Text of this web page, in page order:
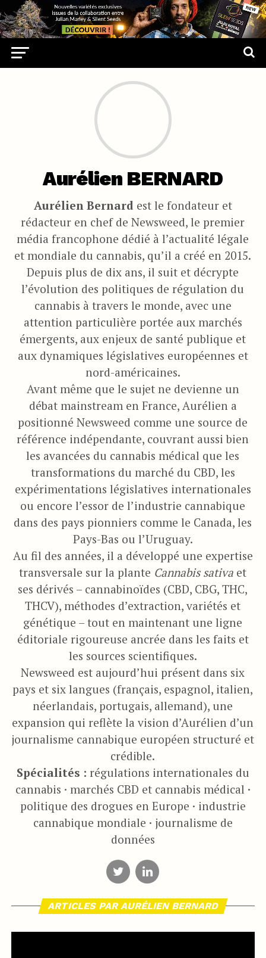
Aurélien BERNARD
Aurélien Bernard est le fondateur et
rédacteur en chef de Newsweed, le premier
média francophone dédié à l’actualité légale
et mondiale du cannabis, qu’il a créé en 2015.
Depuis plus de dix ans, il suit et décrypte
l’évolution des politiques de régulation du
cannabis à travers le monde, avec une
attention particulière portée aux marchés
émergents, aux enjeux de santé publique et
aux dynamiques législatives européennes et
nord-américaines.
Avant même que le sujet ne devienne un
débat mainstream en France, Aurélien a
positionné Newsweed comme une source de
référence indépendante, couvrant aussi bien
les avancées du cannabis médical que les
transformations du marché du CBD, les
expérimentations législatives internationales
ou encore l’essor de l’industrie cannabique
dans des pays pionniers comme le Canada, les
Pays-Bas ou l’Uruguay.
Au fil des années, il a développé une expertise
transversale sur la plante Cannabis sativa et
ses dérivés – cannabinoïdes (CBD, CBG, THC,
THCV), méthodes d’extraction, variétés et
génétique – tout en maintenant une ligne
éditoriale rigoureuse ancrée dans les faits et
les sources scientifiques.
Newsweed est aujourd’hui présent dans six
pays et six langues (français, espagnol, italien,
néerlandais, portugais, allemand), une
expansion qui reflète la vision d’Aurélien d’un
journalisme cannabique européen structuré et
crédible.
Spécialités : régulations internationales du
cannabis · marchés CBD et cannabis médical ·
politique des drogues en Europe · industrie
cannabique mondiale · journalisme de
données
ARTICLES PAR AURÉLIEN BERNARD